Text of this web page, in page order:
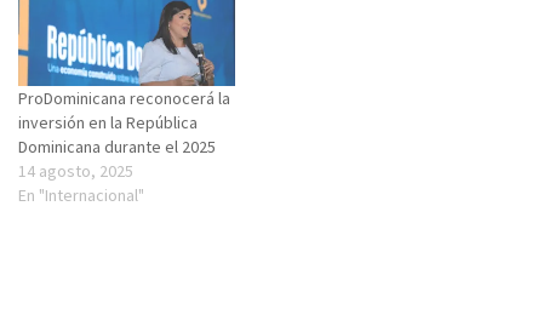
ProDominicana reconocerá la
inversión en la República
Dominicana durante el 2025
14 agosto, 2025
En "Internacional"